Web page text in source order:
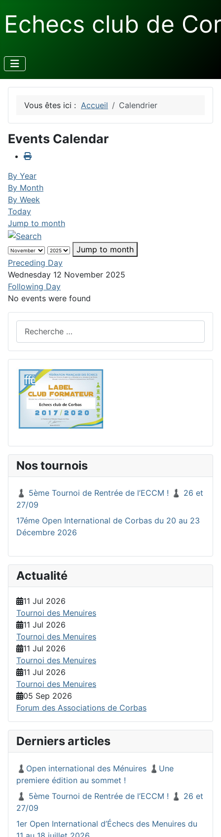
Echecs club de
Vous êtes ici : Accueil Calendrier
Events Calendar
By Year
By Month
By Week
Today
Jump to month
Jump to month
Preceding Day
Wednesday 12 November 2025
Following Day
No events were found
Nos tournois
♟️ 5ème Tournoi de Rentrée de l’ECCM ! ♟️ 26 et
27/09
17éme Open International de Corbas du 20 au 23
Décembre 2026
Actualité
11 Jul 2026
Tournoi des Menuires
11 Jul 2026
Tournoi des Menuires
11 Jul 2026
Tournoi des Menuires
11 Jul 2026
Tournoi des Menuires
05 Sep 2026
Forum des Associations de Corbas
Derniers articles
♟️Open international des Ménuires ♟️Une
premiere édition au sommet !
♟️ 5ème Tournoi de Rentrée de l’ECCM ! ♟️ 26 et
27/09
1er Open International d’Échecs des Menuires du